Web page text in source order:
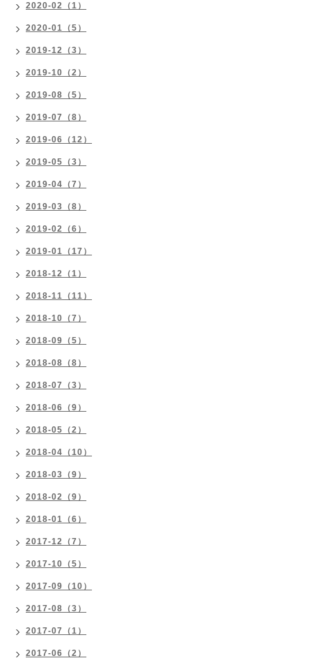
2020-02（1）
2020-01（5）
2019-12（3）
2019-10（2）
2019-08（5）
2019-07（8）
2019-06（12）
2019-05（3）
2019-04（7）
2019-03（8）
2019-02（6）
2019-01（17）
2018-12（1）
2018-11（11）
2018-10（7）
2018-09（5）
2018-08（8）
2018-07（3）
2018-06（9）
2018-05（2）
2018-04（10）
2018-03（9）
2018-02（9）
2018-01（6）
2017-12（7）
2017-10（5）
2017-09（10）
2017-08（3）
2017-07（1）
2017-06（2）